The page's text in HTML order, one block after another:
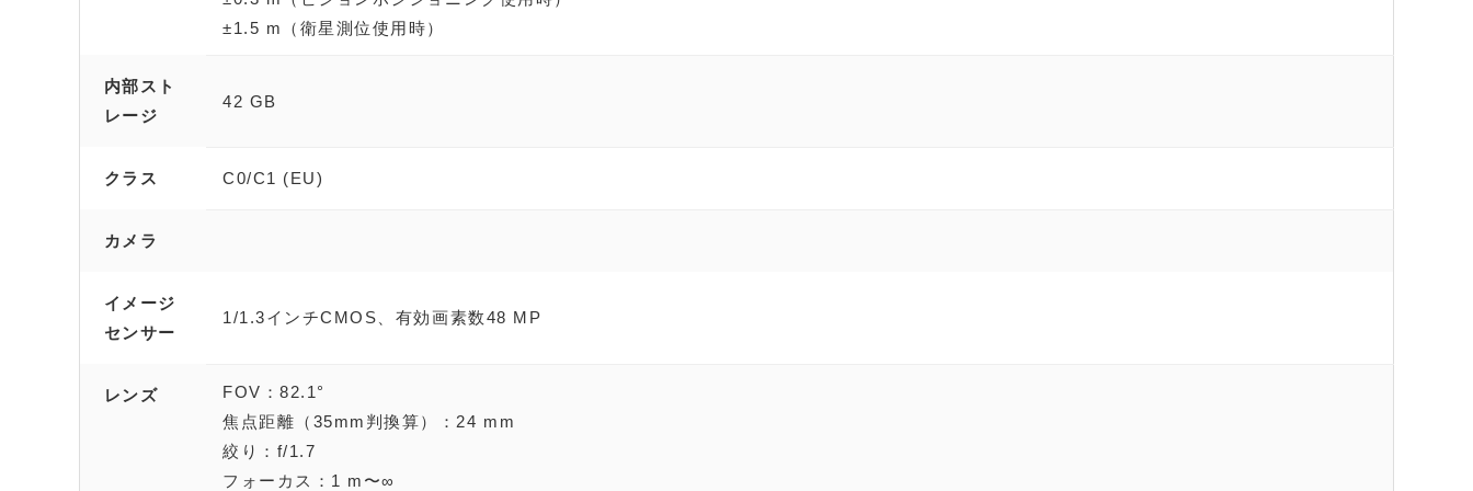
±1.5 m（衛星測位使用時）
内部スト
レージ
42 GB
クラス C0/C1 (EU)
カメラ
イメージ
センサー
1/1.3インチCMOS、有効画素数48 MP
レンズ
FOV：82.1°
焦点距離（35mm判換算）：24 mm
絞り：f/1.7
フォーカス：1 m〜∞